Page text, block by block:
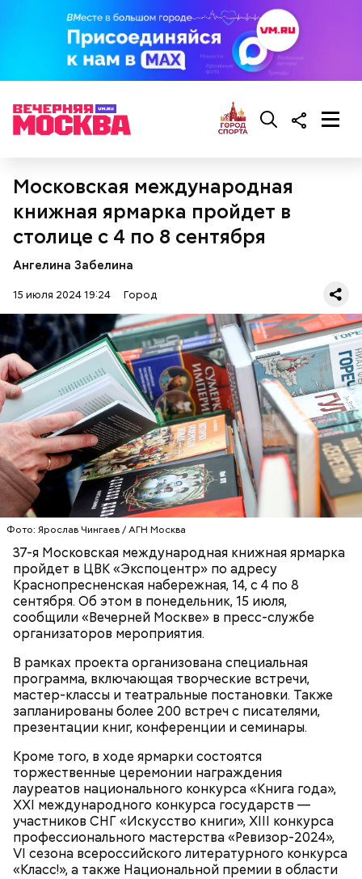
Московская международная
книжная ярмарка пройдет в
столице с 4 по 8 сентября
Ангелина Забелина
15 июля 2024 19:24 Город
Фото: Ярослав Чингаев / АГН Москва
37-я Московская международная книжная ярмарка
пройдет в ЦВК «Экспоцентр» по адресу
Краснопресненская набережная, 14, с 4 по 8
сентября. Об этом в понедельник, 15 июля,
сообщили «Вечерней Москве» в пресс-службе
организаторов мероприятия.
В рамках проекта организована специальная
программа, включающая творческие встречи,
мастер-классы и театральные постановки. Также
запланированы более 200 встреч с писателями,
презентации книг, конференции и семинары.
Кроме того, в ходе ярмарки состоятся
торжественные церемонии награждения
лауреатов национального конкурса «Книга года»,
ХХI международного конкурса государств —
участников СНГ «Искусство книги», XIII конкурса
профессионального мастерства «Ревизор-2024»,
VI сезона всероссийского литературного конкурса
«Класс!», а также Национальной премии в области
районов. Таким образом, жители разных районов
смогут как отдыхать, так и ездить по делам по
реализованным велополосам и велодорожкам.
Фото: Shutterstock
Где проходит